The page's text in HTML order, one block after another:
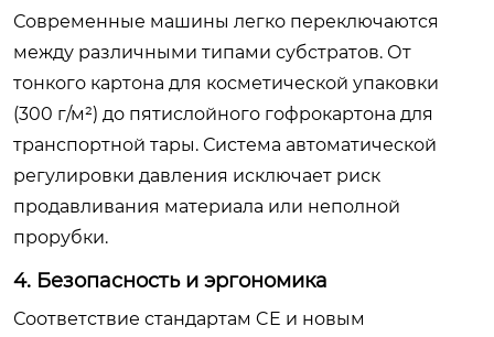
Современные машины легко переключаются
между различными типами субстратов. От
тонкого картона для косметической упаковки
(300 г/м²) до пятислойного гофрокартона для
транспортной тары. Система автоматической
регулировки давления исключает риск
продавливания материала или неполной
прорубки.
4. Безопасность и эргономика
Соответствие стандартам CE и новым